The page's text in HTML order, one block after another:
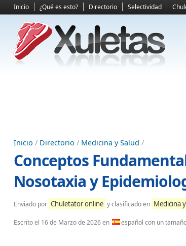
Inicio ¿Qué es esto? Directorio Selectividad
Inicio / Directorio / Medicina y Salud /
Conceptos
Nosotaxia y
Enviado por Chuletator online y clasificado en Medicina
Escrito el 16 de Marzo de 2026en español con un